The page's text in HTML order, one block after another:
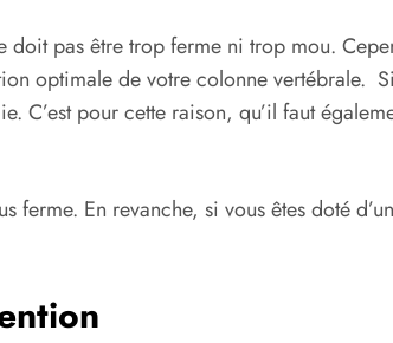
pas être trop ferme ni trop mou.
optimale de votre colonne vertébrale.
pour cette raison, qu’il faut
En revanche, si vous êtes doté